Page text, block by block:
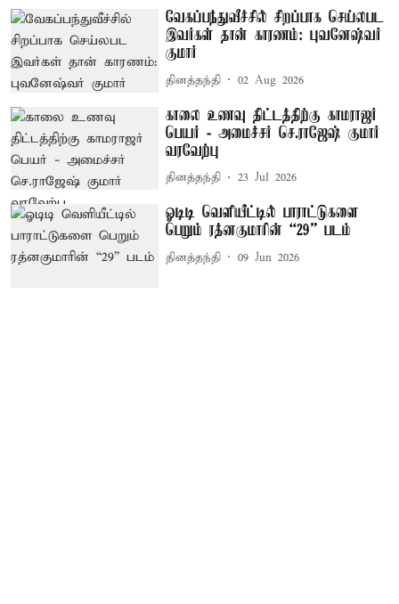
வேகப்பந்துவீச்சில் சிறப்பாக செய்லபட
இவர்கள் தான் காரணம்: புவனேஷ்வர்
குமார்
தினத்தந்தி 02 Aug 2026
காலை உணவு திட்டத்திற்கு காமராஜர்
பெயர் - அமைச்சர் செ.ராஜேஷ் குமார்
வரவேற்பு
தினத்தந்தி 23 Jul 2026
ஓடிடி வெளியீட்டில் பாராட்டுகளை
பெறும் ரத்னகுமாரின் “29” படம்
தினத்தந்தி 09 Jun 2026